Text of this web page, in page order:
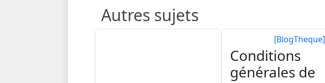
Autres sujets
[BlogTheque]
Conditions
générales de